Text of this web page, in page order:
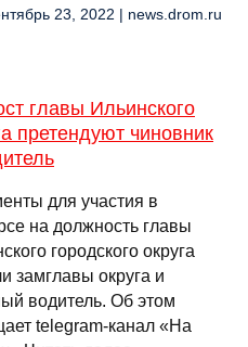
23, 2022 | news.drom.ru
главы Ильинского
претендуют чиновник
для участия в
на должность главы
городского округа
замглавы округа и
водитель. Об этом
telegram-канал «На